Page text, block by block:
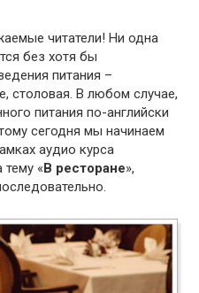
читатели! Ни одна
без хотя бы
питания –
столовая. В любом случае,
питания по-английски
сегодня мы начинаем
аудио курса
тему «В ресторане»,